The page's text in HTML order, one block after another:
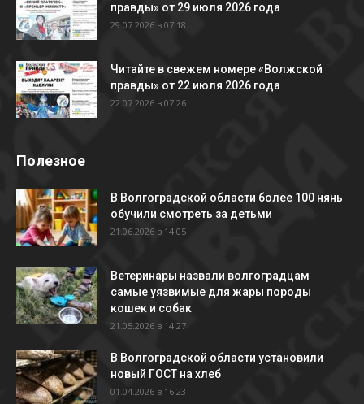
правды» от 29 июля 2026 года
29.07.2026 в 07:18
Читайте в свежем номере «Волжской
правды» от 22 июля 2026 года
22.07.2026 в 07:26
Полезное
В Волгоградской области более 100 нянь
обучили смотреть за детьми
21.06.2026 в 14:05
Ветеринары назвали волгоградцам
самые уязвимые для жары породы
кошек и собак
21.05.2026 в 14:27
В Волгоградской области установили
новый ГОСТ на хлеб
01.04.2026 в 16:23